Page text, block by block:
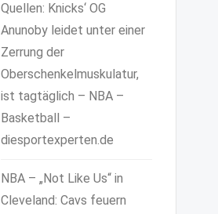
Quellen: Knicks‘ OG
Anunoby leidet unter einer
Zerrung der
Oberschenkelmuskulatur,
ist tagtäglich – NBA –
Basketball –
diesportexperten.de
NBA – „Not Like Us“ in
Cleveland: Cavs feuern